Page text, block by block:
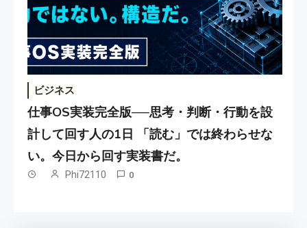
ビジネス
仕事OS実装完全版──思考・判断・行動を設
計して回す人の1日 「読む」では終わらせな
い。今日から回す実装書だ。
Phi72110 0